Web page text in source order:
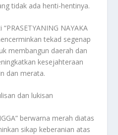
tidak ada henti-hentinya.
NAYAKA
tekad segenap
membangun daerah dan
kesejahteraan
dan merata.
dan lukisan
berwarna merah diatas
sikap keberanian atas